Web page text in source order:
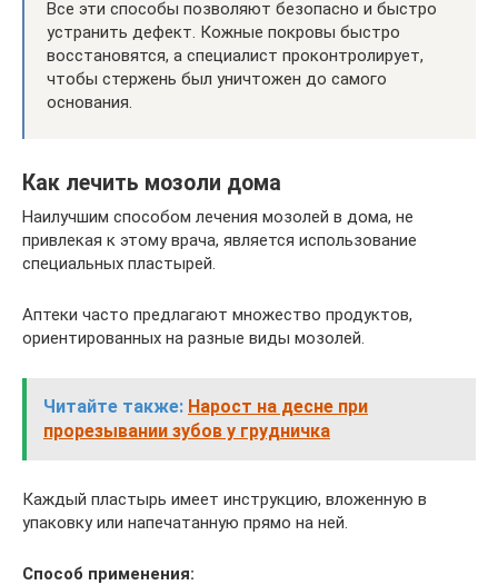
Все эти способы позволяют безопасно и быстро
устранить дефект. Кожные покровы быстро
восстановятся, а специалист проконтролирует,
чтобы стержень был уничтожен до самого
основания.
Как лечить мозоли дома
Наилучшим способом лечения мозолей в дома, не
привлекая к этому врача, является использование
специальных пластырей.
Аптеки часто предлагают множество продуктов,
ориентированных на разные виды мозолей.
Читайте также: Нарост на десне при
прорезывании зубов у грудничка
Каждый пластырь имеет инструкцию, вложенную в
упаковку или напечатанную прямо на ней.
Способ применения: